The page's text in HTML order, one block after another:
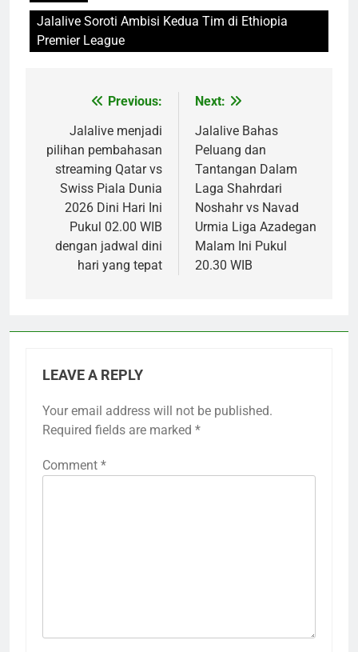
Jalalive Soroti Ambisi Kedua Tim di Ethiopia
Premier League
navigation
Previous:
Jalalive menjadi
pilihan pembahasan
streaming Qatar vs
Swiss Piala Dunia
2026 Dini Hari Ini
Pukul 02.00 WIB
dengan jadwal dini
hari yang tepat
Next:
Jalalive Bahas
Peluang dan
Tantangan Dalam
Laga Shahrdari
Noshahr vs Navad
Urmia Liga Azadegan
Malam Ini Pukul
20.30 WIB
LEAVE A REPLY
Your email address will not be published.
Required fields are marked *
Comment *